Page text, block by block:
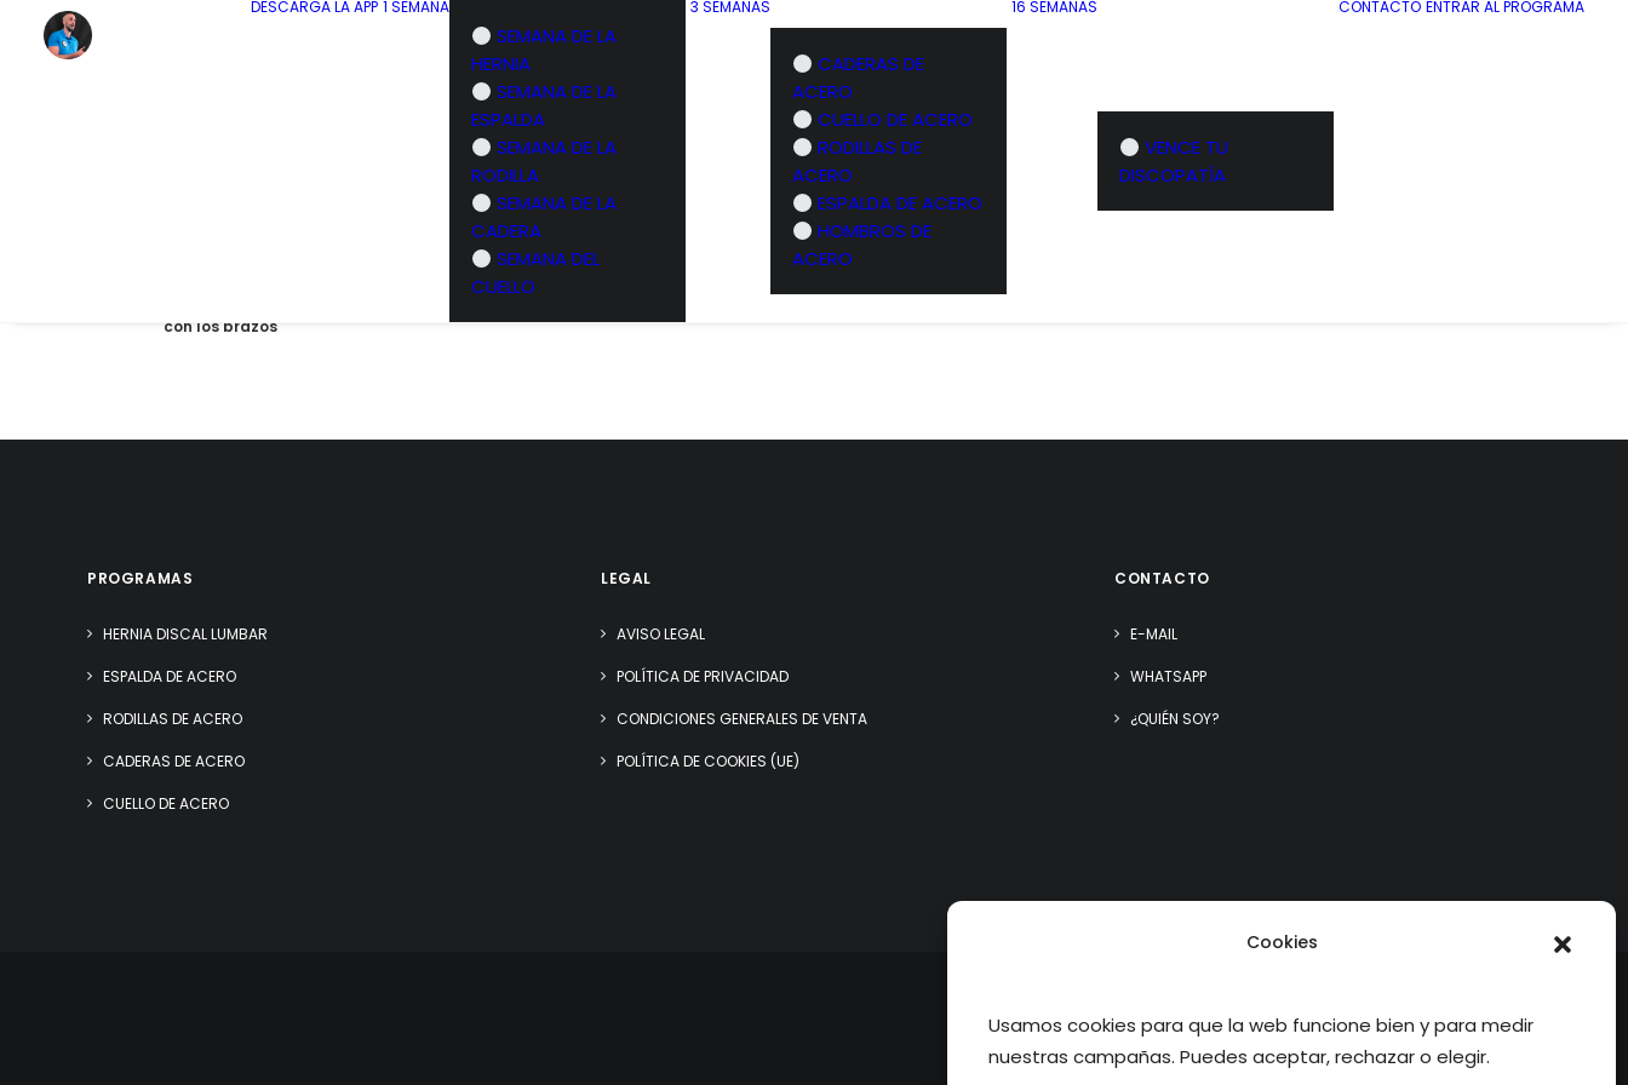
Cookies
Usamos cookies para que la web funcione bien y para medir
nuestras campañas. Puedes aceptar, rechazar o elegir.
DESCARGA LA APP 1 SEMANA
SEMANA DE LA
HERNIA
SEMANA DE LA
ESPALDA
SEMANA DE LA
RODILLA
SEMANA DE LA
CADERA
SEMANA DEL
CUELLO
3 SEMANAS
CADERAS DE
ACERO
CUELLO DE ACERO
RODILLAS DE
ACERO
ESPALDA DE ACERO
HOMBROS DE
ACERO
16 SEMANAS
VENCE TU
DISCOPATÍA
CONTACTO ENTRAR AL PROGRAMA
Peso muerto a una pierna sobre superficie
Peso muerto maleta caminando
Bajar escalón hacia detrás sobre superficie
Flexión lumbar apoyado en la pared
con los brazos
PROGRAMAS
HERNIA DISCAL LUMBAR
ESPALDA DE ACERO
RODILLAS DE ACERO
CADERAS DE ACERO
CUELLO DE ACERO
LEGAL
AVISO LEGAL
POLÍTICA DE PRIVACIDAD
CONDICIONES GENERALES DE VENTA
POLÍTICA DE COOKIES (UE)
CONTACTO
E-MAIL
WHATSAPP
¿QUIÉN SOY?